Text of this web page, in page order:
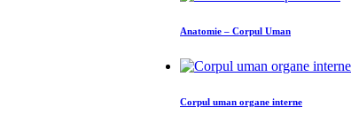
Anatomie – Corpul Uman
Corpul uman organe interne